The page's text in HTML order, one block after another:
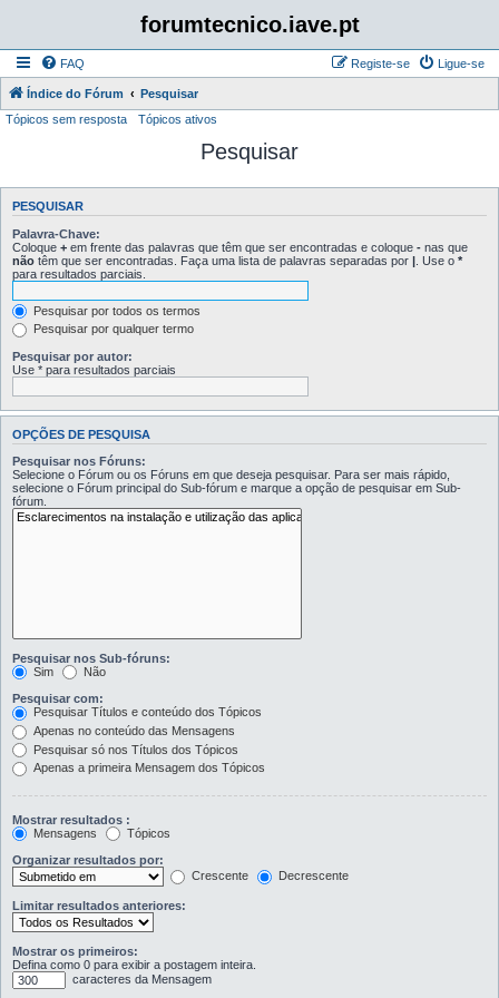
forumtecnico.iave.pt
FAQ Ligue-se
Registe-se
Índice do Fórum
Pesquisar
Tópicos sem resposta
Tópicos ativos
Pesquisar
PESQUISAR
Palavra-Chave:
Coloque + em frente das palavras que têm que ser encontradas e coloque - nas que
não têm que ser encontradas. Faça uma lista de palavras separadas por | . Use o *
para resultados parciais.
Pesquisar por todos os termos
Pesquisar por qualquer termo
Pesquisar por autor:
Use * para resultados parciais
OPÇÕES DE PESQUISA
Pesquisar nos Fóruns:
Selecione o Fórum ou os Fóruns em que deseja pesquisar. Para ser mais rápido,
selecione o Fórum principal do Sub-fórum e marque a opção de pesquisar em Sub-
fórum.
Pesquisar nos Sub-fóruns:
Sim
Não
Pesquisar com:
Pesquisar Títulos e conteúdo dos Tópicos
Apenas no conteúdo das Mensagens
Pesquisar só nos Títulos dos Tópicos
Apenas a primeira Mensagem dos Tópicos
Mostrar resultados :
Mensagens
Tópicos
Organizar resultados por:
Crescente
Decrescente
Limitar resultados anteriores:
Mostrar os primeiros:
Defina como 0 para exibir a postagem inteira.
caracteres da Mensagem